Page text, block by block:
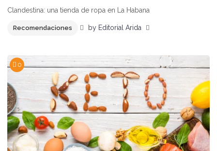
Clandestina: una tienda de ropa en La Habana
Recomendaciones by Editorial Arida
0